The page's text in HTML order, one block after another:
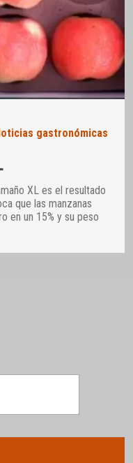
gastronómicas
XL es el resultado
que las manzanas
en un 15% y su peso